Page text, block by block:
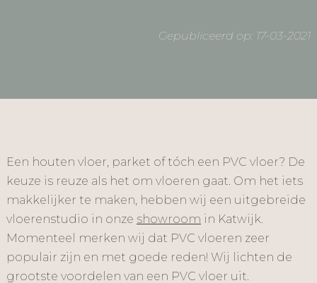
Gepubliceerd op: 17-03-2021
Een houten vloer, parket of tóch een PVC vloer? De
keuze is reuze als het om vloeren gaat. Om het iets
makkelijker te maken, hebben wij een uitgebreide
vloerenstudio in onze showroom in Katwijk.
Momenteel merken wij dat PVC vloeren zeer
populair zijn en met goede reden! Wij lichten de
grootste voordelen van een PVC vloer uit.